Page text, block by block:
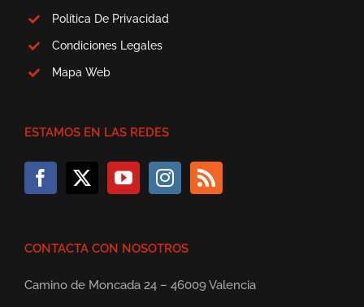
Política De Privacidad
Condiciones Legales
Mapa Web
ESTAMOS EN LAS REDES
CONTACTA CON NOSOTROS
Camino de Moncada 24 – 46009 Valencia